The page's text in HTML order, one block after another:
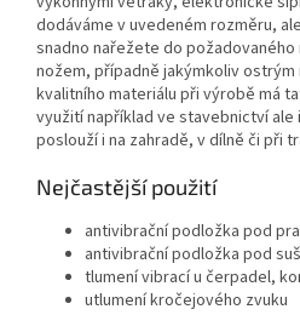
dodáváme v uvedeném rozměru,
snadno nařežete do
nožem, případně jakýmkoliv
kvalitního materiálu při výrobě má
využití například ve stavebnictví ale
poslouží i na zahradě, v dílně či při
Nejčastější použití
antivibrační podložka pod
antivibrační podložka pod
tlumení vibrací u čerpadel,
utlumení kročejového zvuku